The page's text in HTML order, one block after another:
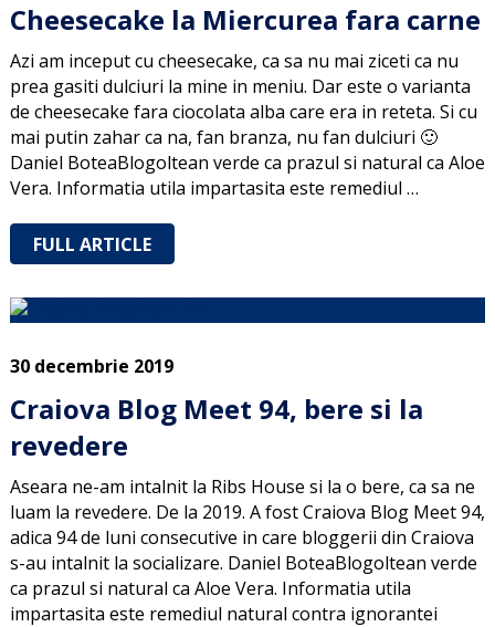
Cheesecake la Miercurea fara carne
Azi am inceput cu cheesecake, ca sa nu mai ziceti ca nu
prea gasiti dulciuri la mine in meniu. Dar este o varianta
de cheesecake fara ciocolata alba care era in reteta. Si cu
mai putin zahar ca na, fan branza, nu fan dulciuri 🙂
Daniel BoteaBlogoltean verde ca prazul si natural ca Aloe
Vera. Informatia utila impartasita este remediul …
FULL ARTICLE
30 decembrie 2019
Craiova Blog Meet 94, bere si la
revedere
Aseara ne-am intalnit la Ribs House si la o bere, ca sa ne
luam la revedere. De la 2019. A fost Craiova Blog Meet 94,
adica 94 de luni consecutive in care bloggerii din Craiova
s-au intalnit la socializare. Daniel BoteaBlogoltean verde
ca prazul si natural ca Aloe Vera. Informatia utila
impartasita este remediul natural contra ignorantei